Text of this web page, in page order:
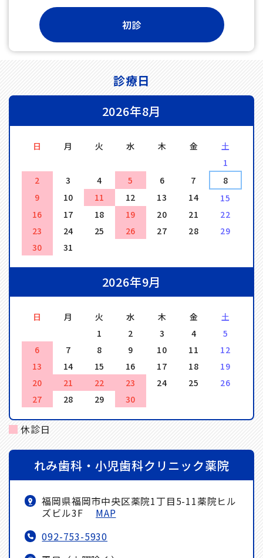
診療日
2026年8月
日 月 火 水 木 金
土
1
2
3 4 5 6 7
8
9
10 11 12 13 14
15
16
17 18 19 20 21
22
23
24 25 26 27 28
29
30
31
2026年9月
日 月 火 水 木 金
土
1
2 3 4
5
6
7 8 9 10 11
12
13
14 15 16 17 18
19
20
21 22 23 24 25
26
27
28 29 30
休診日
れみ歯科・小児歯科クリニック薬院
福岡県福岡市中央区薬院1丁目5-11薬院ヒル
ズビル3F MAP
092-753-5930